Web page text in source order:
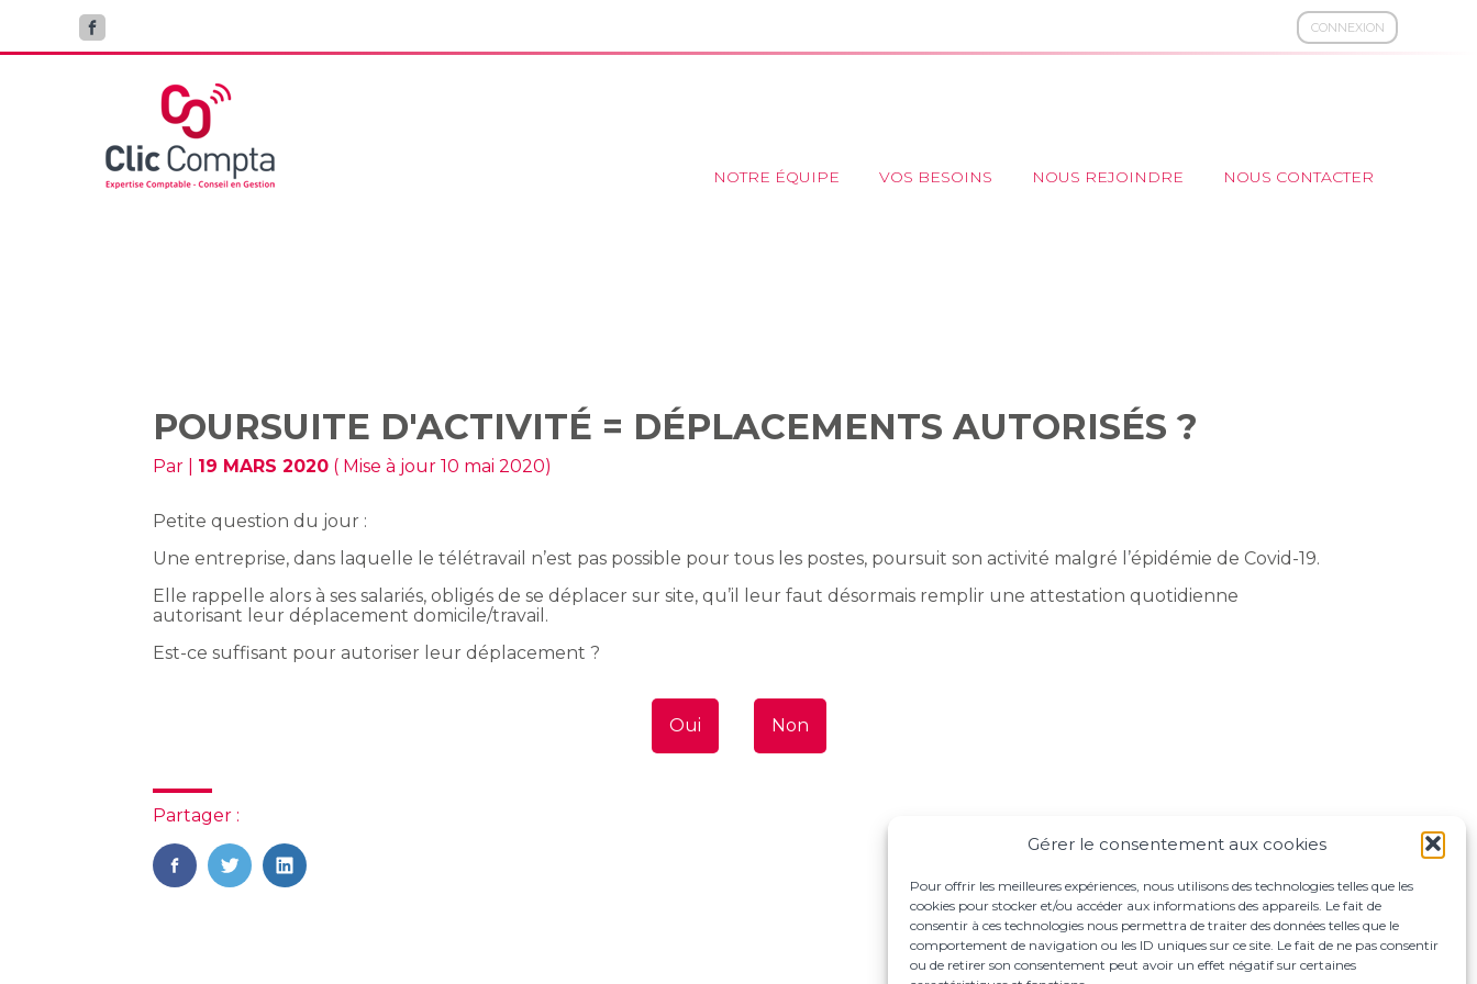
Gérer le consentement aux cookies
Pour offrir les meilleures expériences, nous utilisons des technologies telles que les
cookies pour stocker et/ou accéder aux informations des appareils. Le fait de
consentir à ces technologies nous permettra de traiter des données telles que le
comportement de navigation ou les ID uniques sur ce site. Le fait de ne pas consentir
ou de retirer son consentement peut avoir un effet négatif sur certaines
CONNEXION
Principal
NOTRE ÉQUIPE VOS BESOINS NOUS REJOINDRE NOUS CONTACTER
POURSUITE D'ACTIVITÉ = DÉPLACEMENTS AUTORISÉS ?
Par 19 MARS 2020 ( Mise à jour 10 mai 2020)
Petite question du jour :
Une entreprise, dans laquelle le télétravail n’est pas possible pour tous les postes, poursuit son activité malgré l’épidémie de Covid-19.
Elle rappelle alors à ses salariés, obligés de se déplacer sur site, qu’il leur faut désormais remplir une attestation quotidienne
autorisant leur déplacement domicile/travail.
Est-ce suffisant pour autoriser leur déplacement ?
Oui Non
Partager :
FaceBook
TwitterLinkedIn